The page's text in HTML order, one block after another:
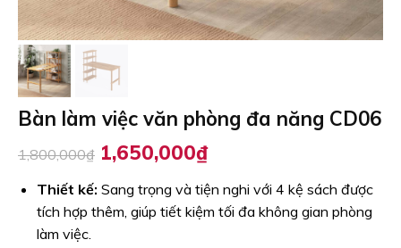
Bàn làm việc văn phòng đa năng CD06
1,800,000₫ Giá
gốc
là:
1,800,000₫.
1,650,000₫Giá
tại
là:
1,650,000₫.
Thiết kế: Sang trọng và tiện nghi với 4 kệ sách được
tích hợp thêm, giúp tiết kiệm tối đa không gian phòng
làm việc.